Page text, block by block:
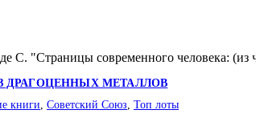
ДРАГОЦЕННЫХ МЕТАЛЛОВ
С. "Страницы современного человека: (из
книги Советский Союз Топ лоты